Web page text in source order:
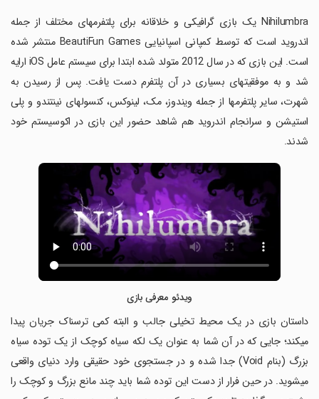
Nihilumbra یک بازی گرافیکی و خلاقانه برای پلتفرمهای مختلف از جمله
اندروید است که توسط کمپانی اسپانیایی BeautiFun Games منتشر شده
است. این بازی که در سال 2012 متولد شده ابتدا برای سیستم عامل iOS ارایه
شد و به موفقیتهای بسیاری در آن پلتفرم دست یافت. پس از رسیدن به
شهرت، سایر پلتفرمها از جمله ویندوز، مک، لینوکس، کنسولهای نینتندو و پلی
استیشن و سرانجام اندروید هم شاهد حضور این بازی در اکوسیستم خود
شدند.
ویدئو معرفی بازی
‏داستان بازی در یک محیط تخیلی جالب و البته کمی ترسناک جریان پیدا
میکند؛ جایی که در آن شما به عنوان یک لکه سیاه کوچک از یک توده سیاه
بزرگ (بنام Void) جدا شده و در جستجوی خود حقیقی وارد دنیای واقعی
میشوید. در حین فرار از دست این توده شما باید چند مانع بزرگ و کوچک را